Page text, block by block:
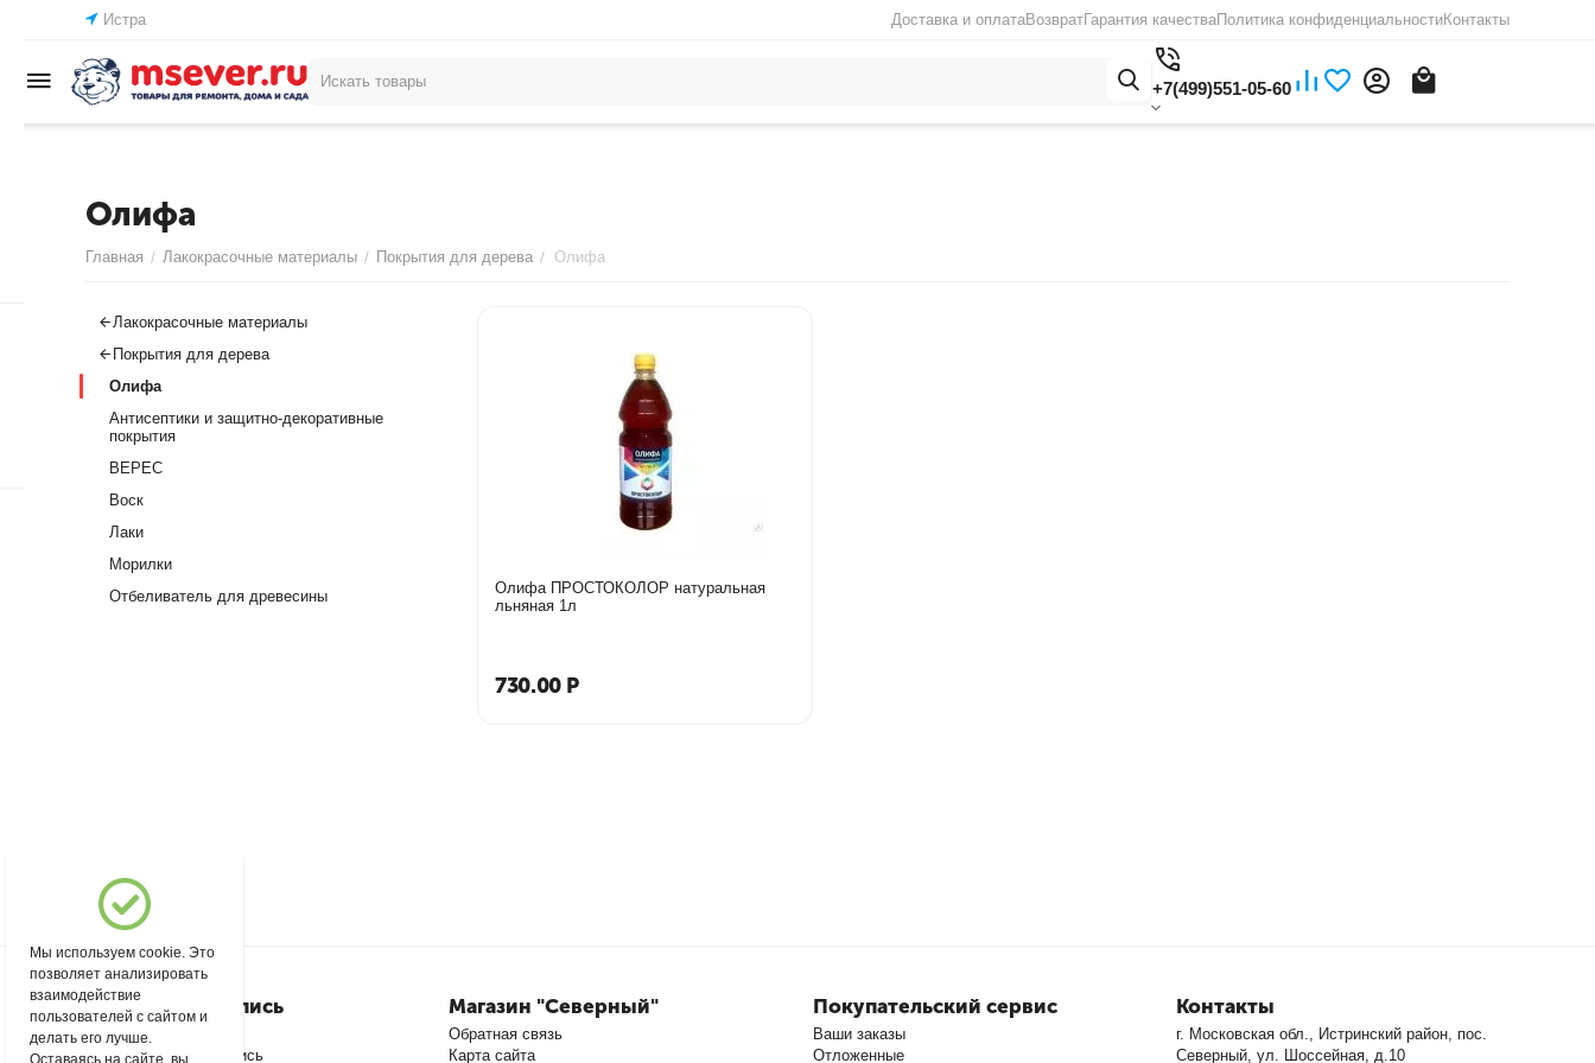
Истра Доставка и оплатаВозвратГарантия качестваПолитика конфиденциальностиКонтакты
+7(499)551-05-60
Олифа
Главная / Лакокрасочные материалы / Покрытия для дерева / Олифа
Олифа ПРОСТОКОЛОР натуральная
льняная 1л
730.00 Р
Лакокрасочные материалы
Покрытия для дерева
Олифа
Антисептики и защитно-декоративные
покрытия
ВЕРЕС
Воск
Лаки
Морилки
Отбеливатель для древесины
Моя учетная запись
Войти
Создать учетную запись
Магазин "Северный"
Обратная связь
Карта сайта
Покупательский сервис
Ваши заказы
Отложенные
Контакты
г. Московская обл., Истринский район, пос.
Северный, ул. Шоссейная, д.10
Мы используем cookie. Это
позволяет анализировать
взаимодействие
пользователей с сайтом и
делать его лучше.
Оставаясь на сайте, вы